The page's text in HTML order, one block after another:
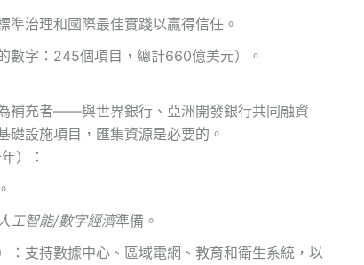
準治理和國際最佳實踐以贏得信任。
數字：245個項目，總計660億美元）。
補充者——與世界銀行、亞洲開發銀行共同融資
設施項目，匯集資源是必要的。
）：
人工智能/數字經濟準備。
：支持數據中心、區域電網、教育和衛生系統，以